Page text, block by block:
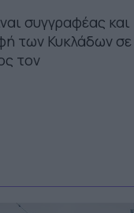
συγγραφέας και
των Κυκλάδων σε
τον